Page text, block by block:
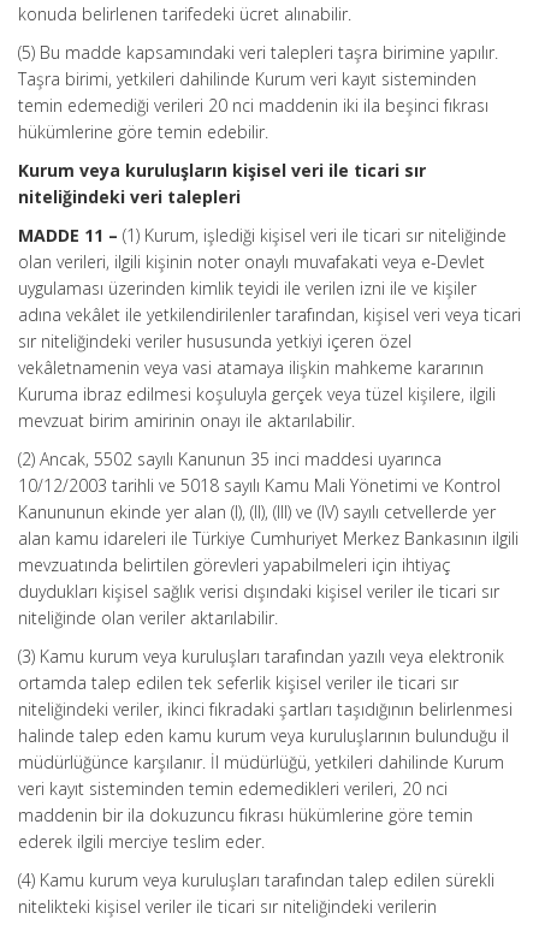
konuda belirlenen tarifedeki ücret alınabilir.
(5) Bu madde kapsamındaki veri talepleri taşra birimine yapılır.
Taşra birimi, yetkileri dahilinde Kurum veri kayıt sisteminden
temin edemediği verileri 20 nci maddenin iki ila beşinci fıkrası
hükümlerine göre temin edebilir.
Kurum veya kuruluşların kişisel veri ile ticari sır
niteliğindeki veri talepleri
MADDE 11 – (1) Kurum, işlediği kişisel veri ile ticari sır niteliğinde
olan verileri, ilgili kişinin noter onaylı muvafakati veya e-Devlet
uygulaması üzerinden kimlik teyidi ile verilen izni ile ve kişiler
adına vekâlet ile yetkilendirilenler tarafından, kişisel veri veya ticari
sır niteliğindeki veriler hususunda yetkiyi içeren özel
vekâletnamenin veya vasi atamaya ilişkin mahkeme kararının
Kuruma ibraz edilmesi koşuluyla gerçek veya tüzel kişilere, ilgili
mevzuat birim amirinin onayı ile aktarılabilir.
(2) Ancak, 5502 sayılı Kanunun 35 inci maddesi uyarınca
10/12/2003 tarihli ve 5018 sayılı Kamu Mali Yönetimi ve Kontrol
Kanununun ekinde yer alan (I), (II), (III) ve (IV) sayılı cetvellerde yer
alan kamu idareleri ile Türkiye Cumhuriyet Merkez Bankasının ilgili
mevzuatında belirtilen görevleri yapabilmeleri için ihtiyaç
duydukları kişisel sağlık verisi dışındaki kişisel veriler ile ticari sır
niteliğinde olan veriler aktarılabilir.
(3) Kamu kurum veya kuruluşları tarafından yazılı veya elektronik
ortamda talep edilen tek seferlik kişisel veriler ile ticari sır
niteliğindeki veriler, ikinci fıkradaki şartları taşıdığının belirlenmesi
halinde talep eden kamu kurum veya kuruluşlarının bulunduğu il
müdürlüğünce karşılanır. İl müdürlüğü, yetkileri dahilinde Kurum
veri kayıt sisteminden temin edemedikleri verileri, 20 nci
maddenin bir ila dokuzuncu fıkrası hükümlerine göre temin
ederek ilgili merciye teslim eder.
(4) Kamu kurum veya kuruluşları tarafından talep edilen sürekli
nitelikteki kişisel veriler ile ticari sır niteliğindeki verilerin